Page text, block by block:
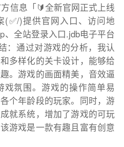
信息「🔰全新官网正式上线
(✅/)提供官网入口、访问地
、全站登录入口.jdb电子平台
：通过对游戏的分析，我认
多样化的关卡设计，能够给
。游戏的画面精美，音效逼
氛围。游戏的操作简单易
个年龄段的玩家。同时，游
就系统，增加了游戏的可玩
游戏是一款有趣且富有创意